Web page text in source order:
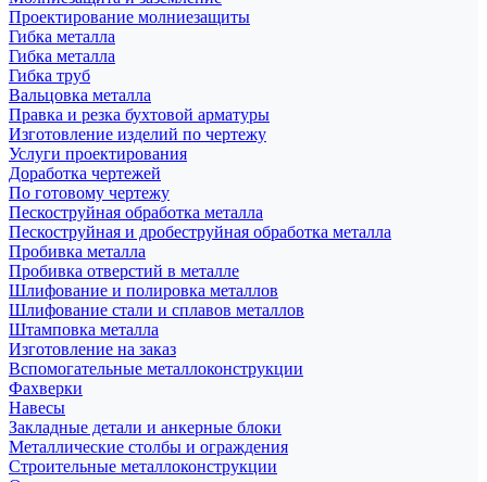
Проектирование молниезащиты
Гибка металла
Гибка металла
Гибка труб
Вальцовка металла
Правка и резка бухтовой арматуры
Изготовление изделий по чертежу
Услуги проектирования
Доработка чертежей
По готовому чертежу
Пескоструйная обработка металла
Пескоструйная и дробеструйная обработка металла
Пробивка металла
Пробивка отверстий в металле
Шлифование и полировка металлов
Шлифование стали и сплавов металлов
Штамповка металла
Изготовление на заказ
Вспомогательные металлоконструкции
Фахверки
Навесы
Закладные детали и анкерные блоки
Металлические столбы и ограждения
Строительные металлоконструкции